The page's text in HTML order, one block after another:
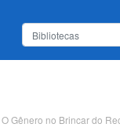
O Gênero no Brincar do